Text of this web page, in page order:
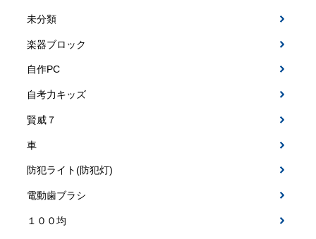
未分類
楽器ブロック
自作PC
自考力キッズ
賢威７
車
防犯ライト(防犯灯)
電動歯ブラシ
１００均